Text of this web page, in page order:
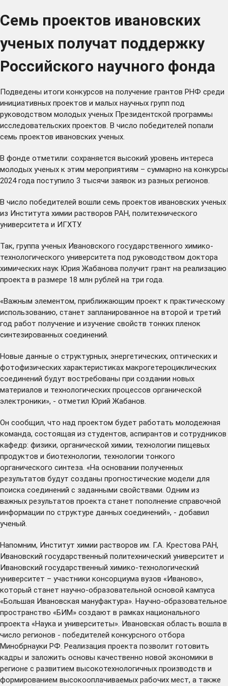
Семь проектов ивановских
ученых получат поддержку
Российского научного фонда
Подведены итоги конкурсов на получение грантов РНФ среди
инициативных проектов и малых научных групп под
руководством молодых ученых Президентской программы
исследовательских проектов. В число победителей попали
семь проектов ивановских ученых.
В фонде отметили: сохраняется высокий уровень интереса
молодых ученых к этим мероприятиям – суммарно на конкурсы
2024 года поступило 3 тысячи заявок из разных регионов.
В число победителей вошли семь проектов ивановских ученых
из Института химии растворов РАН, политехнического
университета и ИГХТУ.
Так, группа ученых Ивановского государственного химико-
технологического университета под руководством доктора
химических наук Юрия Жабанова получит грант на реализацию
проекта в размере 18 млн рублей на три года.
«Важным элементом, приближающим проект к практическому
использованию, станет запланированное на второй и третий
год работ получение и изучение свойств тонких пленок
синтезированных соединений.
Новые данные о структурных, энергетических, оптических и
фотофизических характеристиках макрогетероциклических
соединений будут востребованы при создании новых
материалов и технологических процессов органической
электроники», - отметил Юрий Жабанов.
Он сообщил, что над проектом будет работать молодежная
команда, состоящая из студентов, аспирантов и сотрудников
кафедр: физики, органической химии, технологии пищевых
продуктов и биотехнологии, технологии тонкого
органического синтеза. «На основании полученных
результатов будут созданы прогностические модели для
поиска соединений с заданными свойствами. Одним из
важных результатов проекта станет пополнение справочной
информации по структуре данных соединений», - добавил
ученый.
Напомним, Институт химии растворов им. Г.А. Крестова РАН,
Ивановский государственный политехнический университет и
Ивановский государственный химико-технологический
университет – участники консорциума вузов «Иваново»,
который станет научно-образовательной основой кампуса
«Большая Ивановская мануфактура». Научно-образовательное
пространство «БИМ» создают в рамках национального
проекта «Наука и университеты». Ивановская область вошла в
число регионов - победителей конкурсного отбора
Минобрнауки РФ. Реализация проекта позволит готовить
кадры и заложить основы качественно новой экономики в
регионе с развитием высокотехнологичных производств и
формированием высокооплачиваемых рабочих мест, а также